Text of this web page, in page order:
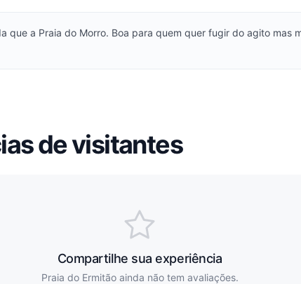
que a Praia do Morro. Boa para quem quer fugir do agito mas
de visitantes
Compartilhe sua experiência
Praia do Ermitão ainda não tem avaliações.